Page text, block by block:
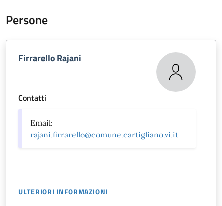
Persone
Firrarello Rajani
Contatti
Email:
rajani.firrarello@comune.cartigliano.vi.it
ULTERIORI INFORMAZIONI